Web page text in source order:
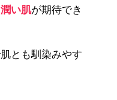
い肌が期待でき
とも馴染みやす